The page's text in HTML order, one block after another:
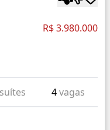
R$ 3.980.000
suítes 4vagas